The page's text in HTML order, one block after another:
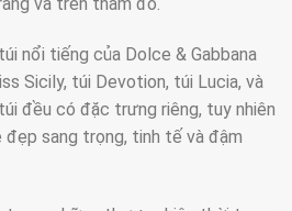
nổi tiếng của Dolce & Gabbana
Sicily, túi Devotion, túi Lucia, và
đều có đặc trưng riêng, tuy nhiên
đẹp sang trọng, tinh tế và đậm